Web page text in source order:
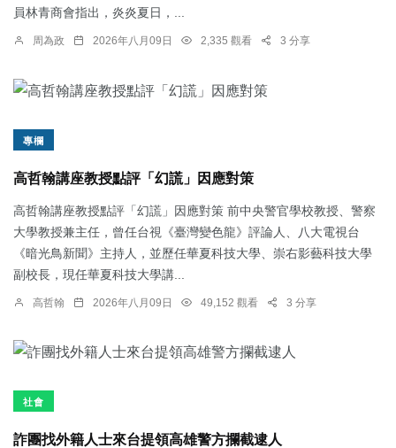
員林青商會指出，炎炎夏日，...
周為政 2026年八月09日 2,335 觀看 3 分享
專欄
高哲翰講座教授點評「幻謊」因應對策
高哲翰講座教授點評「幻謊」因應對策 前中央警官學校教授、警察
大學教授兼主任，曾任台視《臺灣變色龍》評論人、八大電視台
《暗光鳥新聞》主持人，並歷任華夏科技大學、崇右影藝科技大學
副校長，現任華夏科技大學講...
高哲翰 2026年八月09日 49,152 觀看 3 分享
社會
詐團找外籍人士來台提領高雄警方攔截逮人